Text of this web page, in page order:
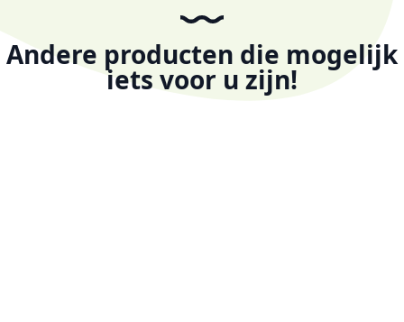
Andere producten die mogelijk
iets voor u zijn!